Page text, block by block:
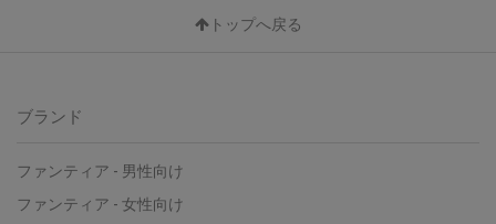
トップへ戻る
ブランド
ファンティア - 男性向け
ファンティア - 女性向け